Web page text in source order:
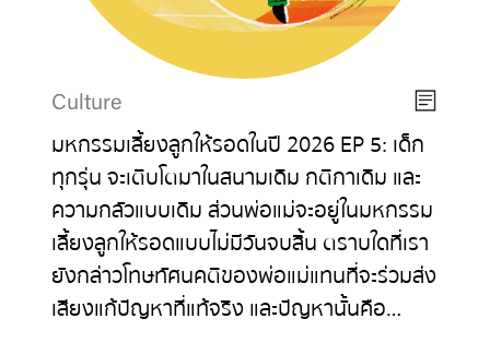
Culture
มหกรรมเลี้ยงลูกให้รอดในปี 2026 EP 5: เด็ก
ทุกรุ่น จะเติบโตมาในสนามเดิม กติกาเดิม และ
ความกลัวแบบเดิม ส่วนพ่อแม่จะอยู่ในมหกรรม
เลี้ยงลูกให้รอดแบบไม่มีวันจบสิ้น ตราบใดที่เรา
ยังกล่าวโทษทัศนคติของพ่อแม่แทนที่จะร่วมส่ง
เสียงแก้ปัญหาที่แท้จริง และปัญหานั้นคือ…